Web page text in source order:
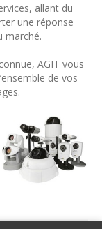
allant du
une réponse
marché.
AGIT vous
de vos